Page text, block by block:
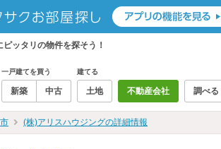
ッタリの物件を探そう！
一戸建てを買う
新築 中古
建てる
土地 不動産会社 調べる
(株)アリスハウジングの詳細情報